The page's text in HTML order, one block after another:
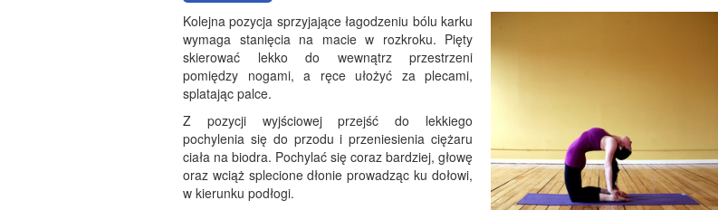
Kolejna pozycja sprzyjające łagodzeniu bólu karku
wymaga stanięcia na macie w rozkroku. Pięty
skierować lekko do wewnątrz przestrzeni
pomiędzy nogami, a ręce ułożyć za plecami,
splatając palce.
Z pozycji wyjściowej przejść do lekkiego
pochylenia się do przodu i przeniesienia ciężaru
ciała na biodra. Pochylać się coraz bardziej, głowę
oraz wciąż splecione dłonie prowadząc ku dołowi,
w kierunku podłogi.